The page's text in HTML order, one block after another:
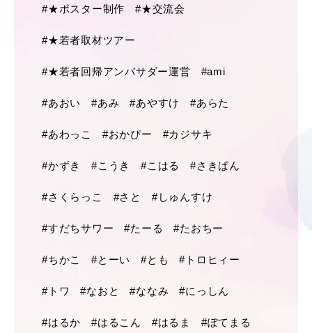
#★ポスター制作 #★交流会
#★若者取材ツアー
#★若者回帰アンバサダー運営 #ami
#あおい #あみ #あやすけ #あらた
#あわっこ #おかぴー #カジサキ
#かずき #こうき #こはる #さきぱん
#さくらっこ #さと #しゅんすけ
#すだちサワー #たーる #たおちー
#ちかこ #とーい #とも #トロヒィー
#トワ #なおと #ななみ #にっしん
#はるか #はるこん #はるま #ぽてまる